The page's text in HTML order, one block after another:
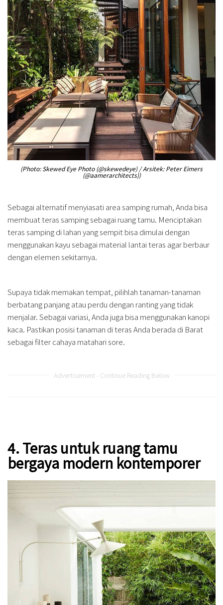
(Photo: Skewed Eye Photo (@skewedeye) / Arsitek: Peter Eimers
(@aamerarchitects))
Sebagai alternatif menyiasati area samping rumah, Anda bisa
membuat teras samping sebagai ruang tamu. Menciptakan
teras samping di lahan yang sempit bisa dimulai dengan
menggunakan kayu sebagai material lantai teras agar berbaur
dengan elemen sekitarnya.
Supaya tidak memakan tempat, pilihlah tanaman-tanaman
berbatang panjang atau perdu dengan ranting yang tidak
menjalar. Sebagai variasi, Anda juga bisa menggunakan kanopi
kaca. Pastikan posisi tanaman di teras Anda berada di Barat
sebagai filter cahaya matahari sore.
Advertisement - Continue Reading Below
4. Teras untuk ruang tamu
bergaya modern kontemporer